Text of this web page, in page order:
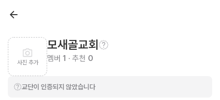
사진 추가
모새골교회
멤버 1 · 추천 0
교단이 인증되지 않았습니다